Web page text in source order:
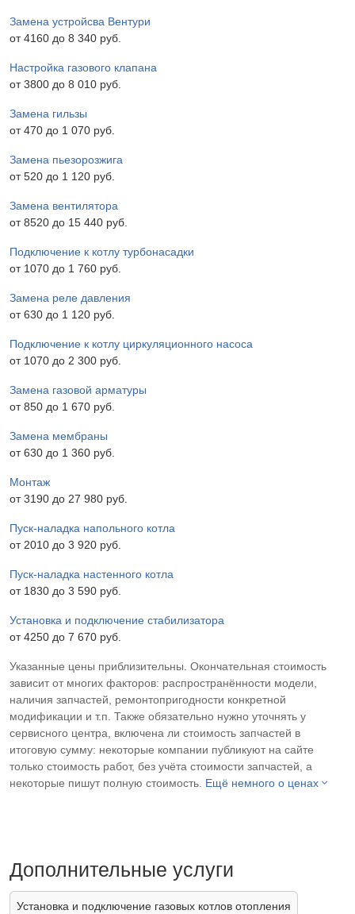
Замена устройсва Вентури
от 4160 до 8 340 pyб.
Настройка газового клапана
от 3800 до 8 010 pyб.
Замена гильзы
от 470 до 1 070 pyб.
Замена пьезорозжига
от 520 до 1 120 pyб.
Замена вентилятора
от 8520 до 15 440 pyб.
Подключение к котлу турбонасадки
от 1070 до 1 760 pyб.
Замена реле давления
от 630 до 1 120 pyб.
Подключение к котлу циркуляционного насоса
от 1070 до 2 300 pyб.
Замена газовой арматуры
от 850 до 1 670 pyб.
Замена мембраны
от 630 до 1 360 pyб.
Монтаж
от 3190 до 27 980 pyб.
Пуск-наладка напольного котла
от 2010 до 3 920 pyб.
Пуск-наладка настенного котла
от 1830 до 3 590 pyб.
Установка и подключение стабилизатора
от 4250 до 7 670 pyб.
Указанные цены приблизительны. Окончательная стоимость
зависит от многих факторов: распространённости модели,
наличия запчастей, ремонтопригодности конкретной
модификации и т.п. Также обязательно нужно уточнять у
сервисного центра, включена ли стоимость запчастей в
итоговую сумму: некоторые компании публикуют на сайте
только стоимость работ, без учёта стоимости запчастей, а
некоторые пишут полную стоимость. Ещё немного о ценах
Дополнительные услуги
Установка и подключение газовых котлов отопления